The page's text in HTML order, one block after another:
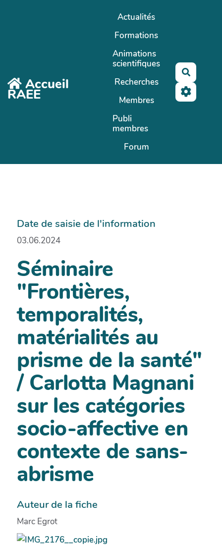
Accueil
RAEE
Actualités
Formations
Animations
scientifiques
Recherches
Membres
Publi
membres
Forum
Date de saisie de l'information
03.06.2024
Séminaire
"Frontières,
temporalités,
matérialités au
prisme de la santé"
/ Carlotta Magnani
sur les catégories
socio-affective en
contexte de sans-
abrisme
Auteur de la fiche
Marc Egrot